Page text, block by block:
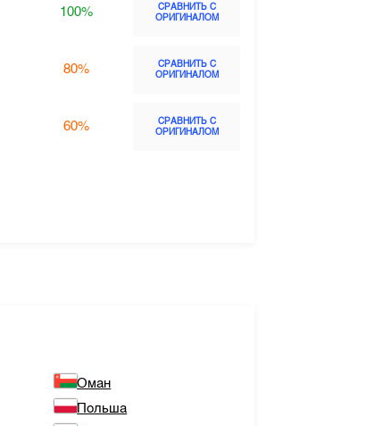
100%
СРАВНИТЬ С
ОРИГИНАЛОМ
80%
СРАВНИТЬ С
ОРИГИНАЛОМ
60%
СРАВНИТЬ С
ОРИГИНАЛОМ
Оман
Польша